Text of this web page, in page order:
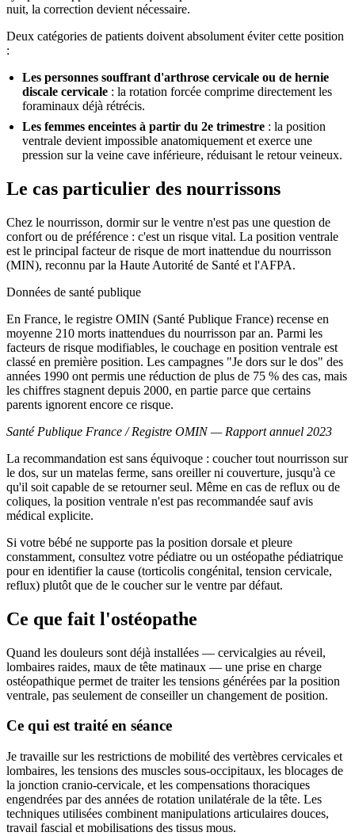
nuit, la correction devient nécessaire.
Deux catégories de patients doivent absolument éviter cette position
:
Les personnes souffrant d'arthrose cervicale ou de hernie
discale cervicale : la rotation forcée comprime directement les
foraminaux déjà rétrécis.
Les femmes enceintes à partir du 2e trimestre : la position
ventrale devient impossible anatomiquement et exerce une
pression sur la veine cave inférieure, réduisant le retour veineux.
Le cas particulier des nourrissons
Chez le nourrisson, dormir sur le ventre n'est pas une question de
confort ou de préférence : c'est un risque vital. La position ventrale
est le principal facteur de risque de mort inattendue du nourrisson
(MIN), reconnu par la Haute Autorité de Santé et l'AFPA.
Données de santé publique
En France, le registre OMIN (Santé Publique France) recense en
moyenne 210 morts inattendues du nourrisson par an. Parmi les
facteurs de risque modifiables, le couchage en position ventrale est
classé en première position. Les campagnes "Je dors sur le dos" des
années 1990 ont permis une réduction de plus de 75 % des cas, mais
les chiffres stagnent depuis 2000, en partie parce que certains
parents ignorent encore ce risque.
Santé Publique France / Registre OMIN — Rapport annuel 2023
La recommandation est sans équivoque : coucher tout nourrisson sur
le dos, sur un matelas ferme, sans oreiller ni couverture, jusqu'à ce
qu'il soit capable de se retourner seul. Même en cas de reflux ou de
coliques, la position ventrale n'est pas recommandée sauf avis
médical explicite.
Si votre bébé ne supporte pas la position dorsale et pleure
constamment, consultez votre pédiatre ou un ostéopathe pédiatrique
pour en identifier la cause (torticolis congénital, tension cervicale,
reflux) plutôt que de le coucher sur le ventre par défaut.
Ce que fait l'ostéopathe
Quand les douleurs sont déjà installées — cervicalgies au réveil,
lombaires raides, maux de tête matinaux — une prise en charge
ostéopathique permet de traiter les tensions générées par la position
ventrale, pas seulement de conseiller un changement de position.
Ce qui est traité en séance
Je travaille sur les restrictions de mobilité des vertèbres cervicales et
lombaires, les tensions des muscles sous-occipitaux, les blocages de
la jonction cranio-cervicale, et les compensations thoraciques
engendrées par des années de rotation unilatérale de la tête. Les
techniques utilisées combinent manipulations articulaires douces,
travail fascial et mobilisations des tissus mous.